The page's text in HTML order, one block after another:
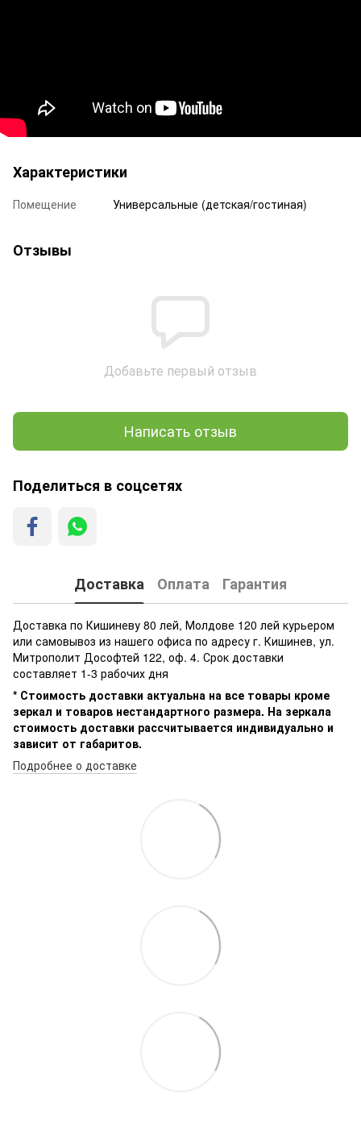
Характеристики
Помещение Универсальные (детская/гостиная)
Отзывы
Добавьте первый отзыв
Написать отзыв
Поделиться в соцсетях
Доставка Оплата Гарантия
Доставка по Кишиневу 80 лей, Молдове 120 лей курьером
или самовывоз из нашего офиса по адресу г. Кишинев, ул.
Митрополит Дософтей 122, оф. 4. Срок доставки
составляет 1-3 рабочих дня
* Стоимость доставки актуальна на все товары кроме
зеркал и товаров нестандартного размера. На зеркала
стоимость доставки рассчитывается индивидуально и
зависит от габаритов.
Подробнее о доставке